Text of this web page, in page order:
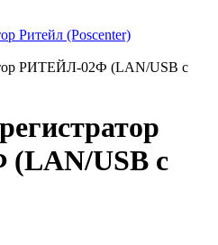
Ритейл (Poscenter)
РИТЕЙЛ-02Ф (LAN/USB с
USB с